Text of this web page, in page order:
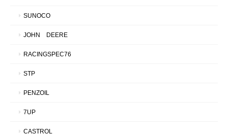
SUNOCO
JOHN DEERE
RACINGSPEC76
STP
PENZOIL
7UP
CASTROL